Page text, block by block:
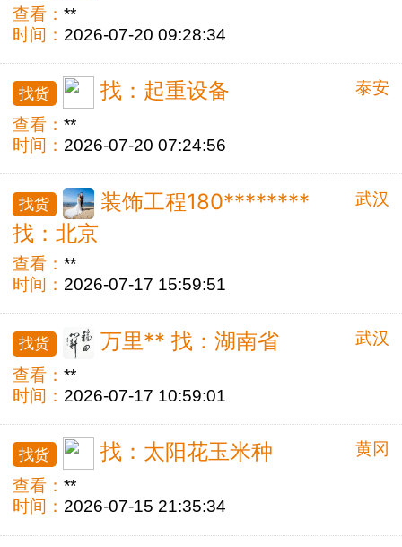
查看：**
时间： 2026-07-20 09:28:34
泰安
找货 找：起重设备
查看：**
时间： 2026-07-20 07:24:56
武汉
找货
装饰工程180********
找：北京
查看：**
时间： 2026-07-17 15:59:51
武汉
找货 万里** 找：湖南省
查看：**
时间： 2026-07-17 10:59:01
黄冈
找货 找：太阳花玉米种
查看：**
时间： 2026-07-15 21:35:34